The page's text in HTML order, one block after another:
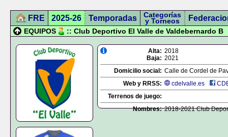
FRE 2025-26 Temporadas Categorías
y Torneos
EQUIPOS :: Club Deportivo El Valle de Valdebernardo B
Alta: 2018
Baja: 2021
Domicilio social: Calle de Cordel de
Web y RRSS:
cdelvalle.es
Terrenos de juego:
Nombres: 2018-2021 Club